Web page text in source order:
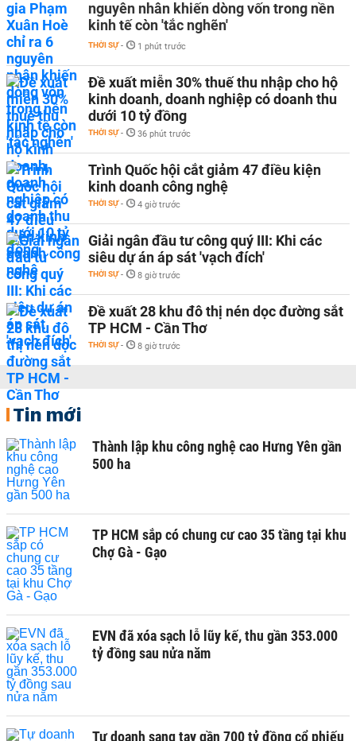
nguyên nhân khiến dòng vốn trong nền
kinh tế còn 'tắc nghẽn'
THỜI SỰ - 1 phút trước
Đề xuất miễn 30% thuế thu nhập cho hộ
kinh doanh, doanh nghiệp có doanh thu
dưới 10 tỷ đồng
THỜI SỰ - 36 phút trước
Trình Quốc hội cắt giảm 47 điều kiện
kinh doanh công nghệ
THỜI SỰ - 4 giờ trước
Giải ngân đầu tư công quý III: Khi các
siêu dự án áp sát 'vạch đích'
THỜI SỰ - 8 giờ trước
Đề xuất 28 khu đô thị nén dọc đường sắt
TP HCM - Cần Thơ
THỜI SỰ - 8 giờ trước
Tin mới
Thành lập khu công nghệ cao Hưng Yên gần
500 ha
TP HCM sắp có chung cư cao 35 tầng tại khu
Chợ Gà - Gạo
EVN đã xóa sạch lỗ lũy kế, thu gần 353.000
tỷ đồng sau nửa năm
Tự doanh sang tay gần 700 tỷ đồng cổ phiếu